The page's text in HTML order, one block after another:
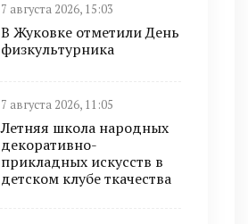
7 августа 2026, 15:03
В Жуковке отметили День
физкультурника
7 августа 2026, 11:05
Летняя школа народных
декоративно-
прикладных искусств в
детском клубе ткачества